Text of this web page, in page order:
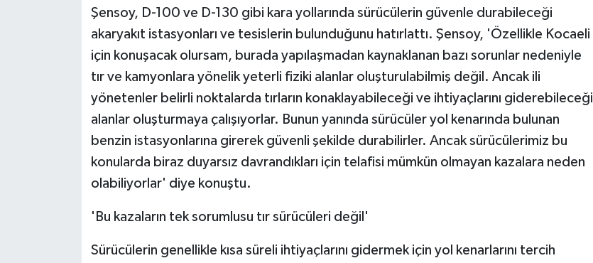
Şensoy, D-100 ve D-130 gibi kara yollarında sürücülerin güvenle durabileceği
akaryakıt istasyonları ve tesislerin bulunduğunu hatırlattı. Şensoy, 'Özellikle Kocaeli
için konuşacak olursam, burada yapılaşmadan kaynaklanan bazı sorunlar nedeniyle
tır ve kamyonlara yönelik yeterli fiziki alanlar oluşturulabilmiş değil. Ancak ili
yönetenler belirli noktalarda tırların konaklayabileceği ve ihtiyaçlarını giderebileceği
alanlar oluşturmaya çalışıyorlar. Bunun yanında sürücüler yol kenarında bulunan
benzin istasyonlarına girerek güvenli şekilde durabilirler. Ancak sürücülerimiz bu
konularda biraz duyarsız davrandıkları için telafisi mümkün olmayan kazalara neden
olabiliyorlar' diye konuştu.
'Bu kazaların tek sorumlusu tır sürücüleri değil'
Sürücülerin genellikle kısa süreli ihtiyaçlarını gidermek için yol kenarlarını tercih